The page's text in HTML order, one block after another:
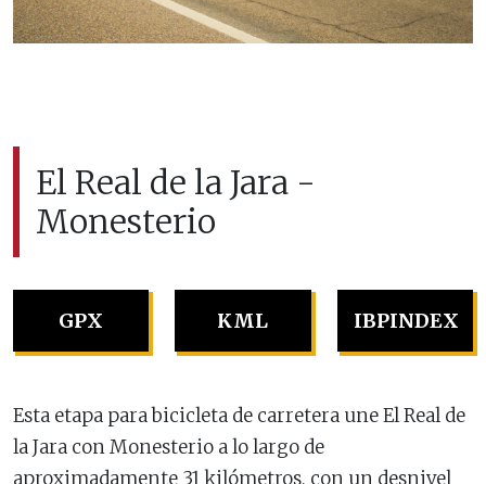
El Real de la Jara -
Monesterio
GPX KML IBPINDEX
Esta etapa para bicicleta de carretera une El Real de
la Jara con Monesterio a lo largo de
aproximadamente 31 kilómetros, con un desnivel